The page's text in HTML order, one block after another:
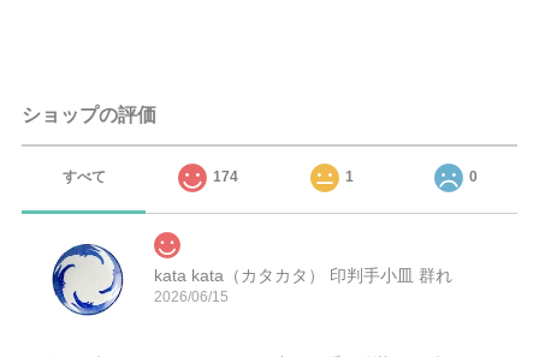
ショップの評価
すべて 174 1 0
kata kata（カタカタ） 印判手小皿 群れ
2026/06/15